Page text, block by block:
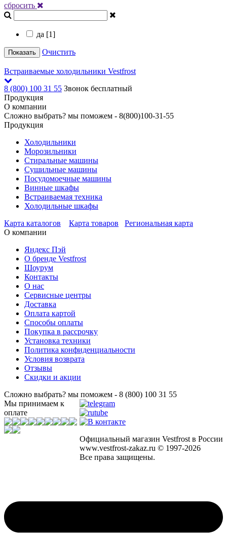
сбросить
да [1]
Показать Очистить
Встраиваемые холодильники Vestfrost
8 (800) 100 31 55 Звонок бесплатный
Продукция
О компании
Сложно выбрать? мы поможем - 8(800)100-31-55
Продукция
Холодильники
Морозильники
Стиральные машины
Сушильные машины
Посудомоечные машины
Винные шкафы
Встраиваемая техника
Холодильные шкафы
Карта каталогов
Карта товаров
Региональная карта
О компании
Яндекс Пэй
О бренде Vestfrost
Шоурум
Контакты
О нас
Сервисные центры
Доставка
Оплата картой
Способы оплаты
Покупка в рассрочку
Установка техники
Политика конфиденциальности
Условия возврата
Отзывы
Скидки и акции
Сложно выбрать? мы поможем - 8 (800) 100 31 55
Официальный магазин Vestfrost в России
www.vestfrost-zakaz.ru © 1997-2026
Все права защищены.
Мы принимаем к
оплате